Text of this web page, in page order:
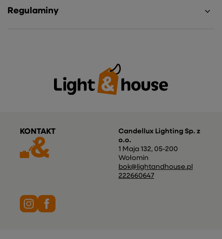
Regulaminy
KONTAKT
Candellux Lighting Sp. z
o.o.
1 Maja 132, 05-200
Wołomin
bok@lightandhouse.pl
222660647